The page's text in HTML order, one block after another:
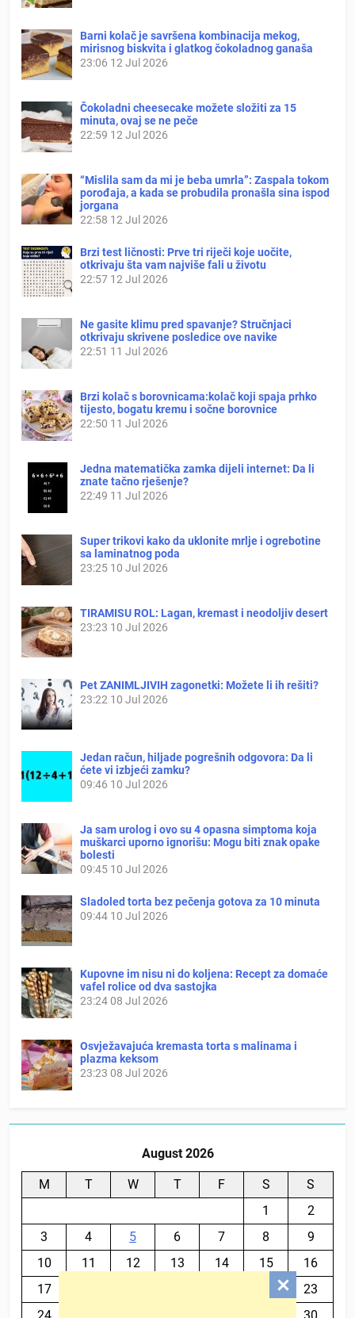
Barni kolač je savršena kombinacija mekog,
mirisnog biskvita i glatkog čokoladnog ganaša
23:06 12 Jul 2026
Čokoladni cheesecake možete složiti za 15
minuta, ovaj se ne peče
22:59 12 Jul 2026
“Mislila sam da mi je beba umrla”: Zaspala tokom
porođaja, a kada se probudila pronašla sina ispod
jorgana
22:58 12 Jul 2026
Brzi test ličnosti: Prve tri riječi koje uočite,
otkrivaju šta vam najviše fali u životu
22:57 12 Jul 2026
Ne gasite klimu pred spavanje? Stručnjaci
otkrivaju skrivene posledice ove navike
22:51 11 Jul 2026
Brzi kolač s borovnicama:kolač koji spaja prhko
tijesto, bogatu kremu i sočne borovnice
22:50 11 Jul 2026
Jedna matematička zamka dijeli internet: Da li
znate tačno rješenje?
22:49 11 Jul 2026
Super trikovi kako da uklonite mrlje i ogrebotine
sa laminatnog poda
23:25 10 Jul 2026
TIRAMISU ROL: Lagan, kremast i neodoljiv desert
23:23 10 Jul 2026
Pet ZANIMLJIVIH zagonetki: Možete li ih rešiti?
23:22 10 Jul 2026
Jedan račun, hiljade pogrešnih odgovora: Da li
ćete vi izbjeći zamku?
09:46 10 Jul 2026
Ja sam urolog i ovo su 4 opasna simptoma koja
muškarci uporno ignorišu: Mogu biti znak opake
bolesti
09:45 10 Jul 2026
Sladoled torta bez pečenja gotova za 10 minuta
09:44 10 Jul 2026
Kupovne im nisu ni do koljena: Recept za domaće
vafel rolice od dva sastojka
23:2408 Jul 2026
Osvježavajuća kremasta torta s malinama i
plazma keksom
23:23 08 Jul 2026
August 2026
M T W T F S
S
1
2
3
4 5 6 7 8
9
10
11 12 13 14 15
16
17
23
24
30